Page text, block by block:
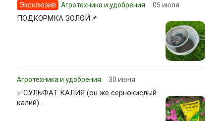
Эксклюзив Агротехника и удобрения 05 июля
ПОДКОРМКА ЗОЛОЙ📌
Агротехника и удобрения 30 июня
✅СУЛЬФАТ КАЛИЯ (он же сернокислый
калий).